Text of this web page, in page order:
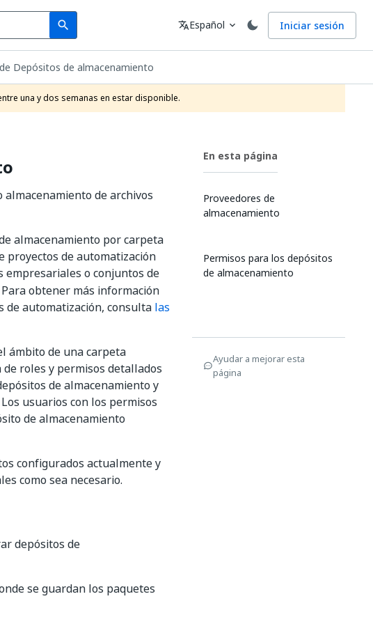
search
Search Idioma
translateEspañol expand_more Iniciar sesión
Depósitos de almacenamiento
una y dos semanas en estar disponible.
de archivos
almacenamiento por carpeta
proyectos de automatización
empresariales o conjuntos de
obtener más información
de automatización, consulta las
ámbito de una carpeta
roles y permisos detallados
de almacenamiento y
usuarios con los permisos
de almacenamiento
configurados actualmente y
como sea necesario.
depósitos de
se guardan los paquetes
En esta página
Proveedores de
almacenamiento
Permisos para los depósitos
de almacenamiento
Ayudar a mejorar esta
página